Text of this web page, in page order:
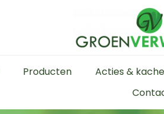
Producten Acties &